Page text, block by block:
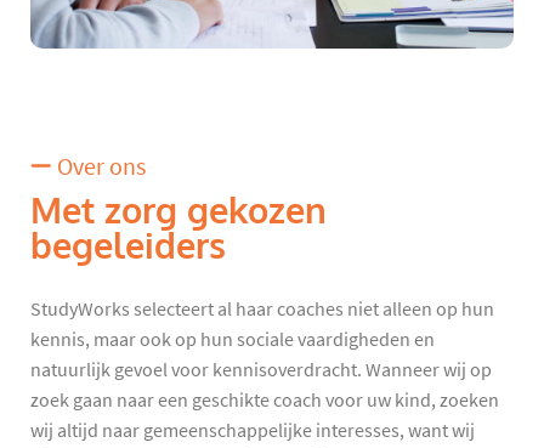
Over ons
Met zorg gekozen
begeleiders
StudyWorks selecteert al haar coaches niet alleen op hun
kennis, maar ook op hun sociale vaardigheden en
natuurlijk gevoel voor kennisoverdracht. Wanneer wij op
zoek gaan naar een geschikte coach voor uw kind, zoeken
wij altijd naar gemeenschappelijke interesses, want wij